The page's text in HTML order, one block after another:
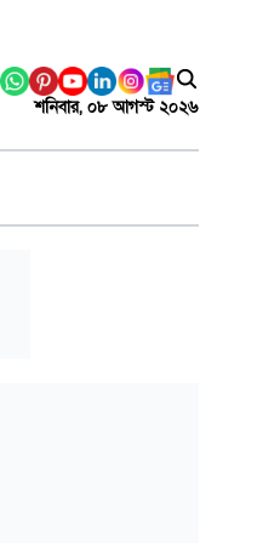
শনিবার, ০৮ আগস্ট ২০২৬